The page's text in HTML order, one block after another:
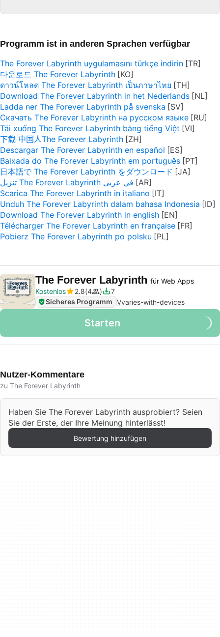
Programm ist in anderen Sprachen verfügbar
The Forever Labyrinth uygulamasını türkçe indirin
다운로드 The Forever Labyrinth
ดาวน์โหลด The Forever Labyrinth เป็นภาษาไทย
Download The Forever Labyrinth in het Nederlands
Ladda ner The Forever Labyrinth på svenska
Скачать The Forever Labyrinth на русском языке
Tải xuống The Forever Labyrinth bằng tiếng Việt
下载 中国人The Forever Labyrinth
Descargar The Forever Labyrinth en español
Baixada do The Forever Labyrinth em português
日本語で The Forever Labyrinth をダウンロード
تنزيل The Forever Labyrinth في عربى
Scarica The Forever Labyrinth in italiano
Unduh The Forever Labyrinth dalam bahasa Indonesia
Download The Forever Labyrinth in english
Télécharger The Forever Labyrinth en française
Pobierz The Forever Labyrinth po polsku
The Forever Labyrinth für Web Apps
Kostenlos
2.8 4
7
Sicheres Programm Vvaries-with-devices
Starten
Nutzer-Kommentare
zu The Forever Labyrinth
Haben Sie The Forever Labyrinth ausprobiert? Seien
Sie der Erste, der Ihre Meinung hinterlässt!
Bewertung hinzufügen